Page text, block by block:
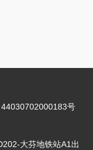
号
大芬地铁站A1出